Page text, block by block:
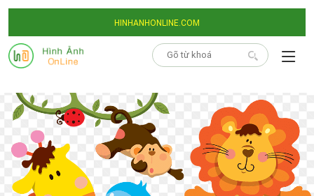
HINHANHONLINE.COM